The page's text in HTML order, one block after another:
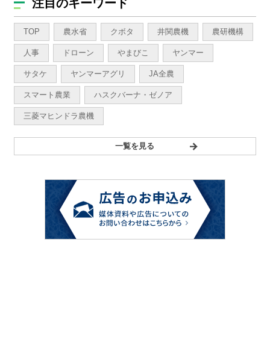
注目のキーワード
TOP 農水省 クボタ 井関農機 農研機構
人事 ドローン やまびこ ヤンマー
サタケ ヤンマーアグリ JA全農
スマート農業 ハスクバーナ・ゼノア
三菱マヒンドラ農機
一覧を見る